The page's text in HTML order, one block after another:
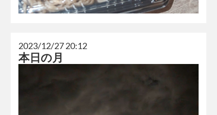
2023/12/27 20:12
本日の月